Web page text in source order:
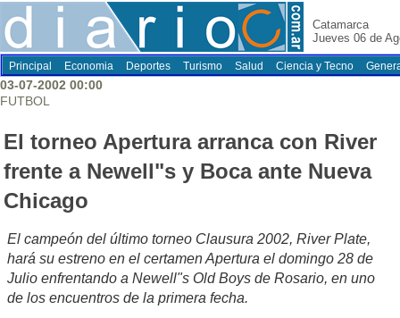
Catamarca
Jueves 06 de
Principal Economia Deportes Turismo Salud Ciencia y Tecno
03-07-2002 00:00
FUTBOL
El torneo Apertura arranca con River
frente a Newell"s y Boca ante Nueva
Chicago
El campeón del último torneo Clausura 2002, River Plate,
hará su estreno en el certamen Apertura el domingo 28 de
Julio enfrentando a Newell"s Old Boys de Rosario, en uno
de los encuentros de la primera fecha.